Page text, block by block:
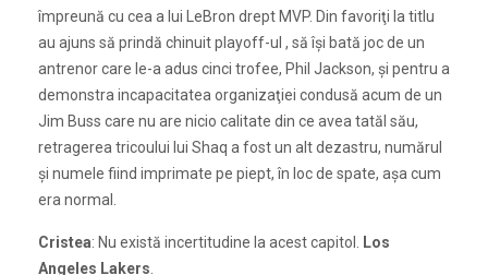
împreună cu cea a lui LeBron drept MVP. Din favoriţi la titlu
au ajuns să prindă chinuit playoff-ul , să îşi bată joc de un
antrenor care le-a adus cinci trofee, Phil Jackson, şi pentru a
demonstra incapacitatea organizaţiei condusă acum de un
Jim Buss care nu are nicio calitate din ce avea tatăl său,
retragerea tricoului lui Shaq a fost un alt dezastru, numărul
şi numele fiind imprimate pe piept, în loc de spate, aşa cum
era normal.
Cristea: Nu există incertitudine la acest capitol.
Los
Angeles Lakers